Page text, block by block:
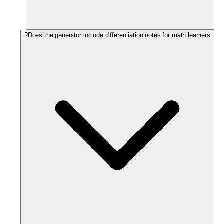
Does the generator include differentiation notes for math learners?